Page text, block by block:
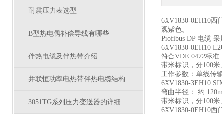
耐震压力表选型
B型热电偶补偿导线有哪些
伴热电缆及伴热带介绍
并联恒功率电热带伴热电缆结构
3051TG系列压力变送器的详细资料
6XV1830-0EH10西
观紫色。
Profibus DP 电缆
6XV1830-0EH10
符合VDE 0472标准
带米标识，分100米
工作参数：单线传
6XV1830-3EH10
弯曲半径： 约
带米标识，分100米
6XV1830-0EH10西